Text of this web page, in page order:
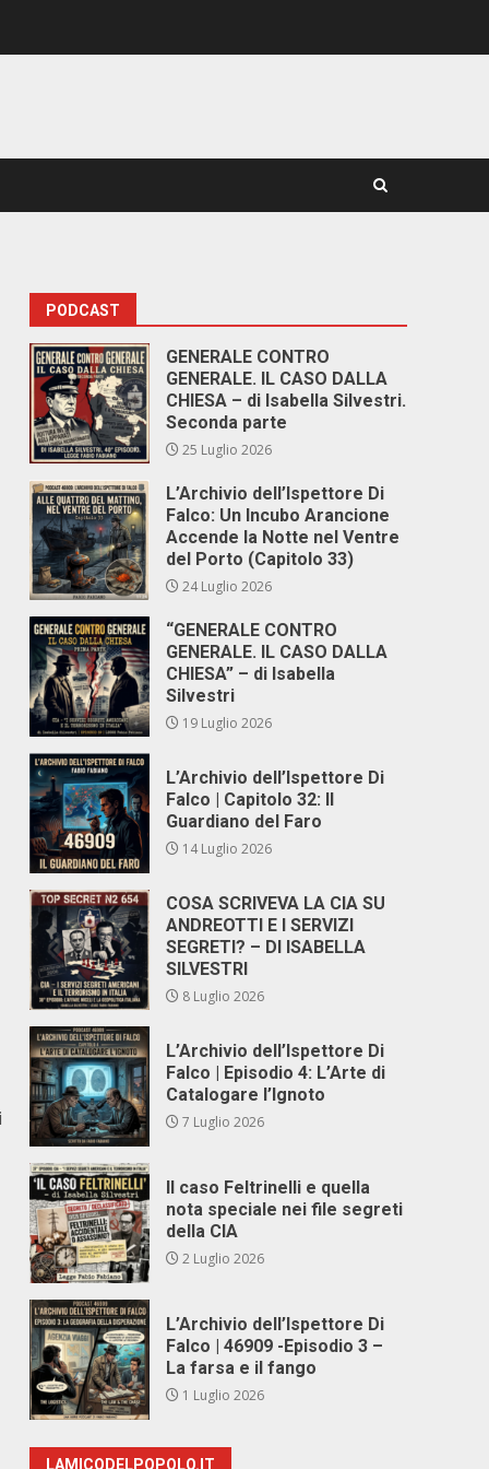
PODCAST
GENERALE CONTRO
GENERALE. IL CASO DALLA
CHIESA – di Isabella Silvestri.
Seconda parte
25 Luglio 2026
L’Archivio dell’Ispettore Di
Falco: Un Incubo Arancione
Accende la Notte nel Ventre
del Porto (Capitolo 33)
24 Luglio 2026
“GENERALE CONTRO
GENERALE. IL CASO DALLA
CHIESA” – di Isabella
Silvestri
19 Luglio 2026
L’Archivio dell’Ispettore Di
Falco | Capitolo 32: Il
Guardiano del Faro
14 Luglio 2026
COSA SCRIVEVA LA CIA SU
ANDREOTTI E I SERVIZI
SEGRETI? – DI ISABELLA
SILVESTRI
8 Luglio 2026
L’Archivio dell’Ispettore Di
Falco | Episodio 4: L’Arte di
Catalogare l’Ignoto
7 Luglio 2026
Il caso Feltrinelli e quella
nota speciale nei file segreti
della CIA
2 Luglio 2026
L’Archivio dell’Ispettore Di
Falco | 46909 -Episodio 3 –
La farsa e il fango
1 Luglio 2026
LAMICODELPOPOLO.IT